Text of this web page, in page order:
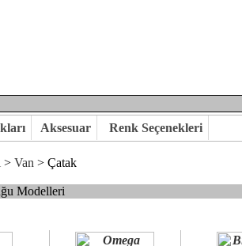
Aksesuar Renk Seçenekleri
> Van > Çatak
Modelleri